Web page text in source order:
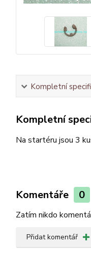
Kompletní
Kompletní
Na startéru jsou 3
Komentáře 0
Zatím nikdo
Přidat komentář